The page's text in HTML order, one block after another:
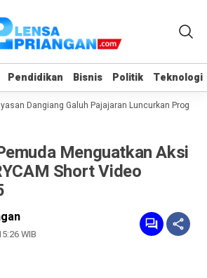
Pendidikan Bisnis Politik Teknologi
Pendidikan Bisnis Politik Teknologi
Dangiang Galuh Pajajaran Luncurkan Program
Menguatkan Aksi
Short Video
WIB